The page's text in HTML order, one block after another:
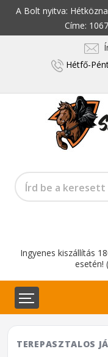
A Bolt nyitva:
Címe:
Hétfő-
Ingyenes kiszállítás
esetén!
TEREPASZTALOS